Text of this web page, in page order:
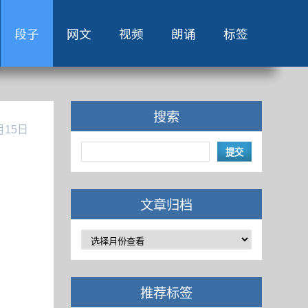
段子 网文 视频 朗诵 标签
15日
搜索
文章归档
推荐标签